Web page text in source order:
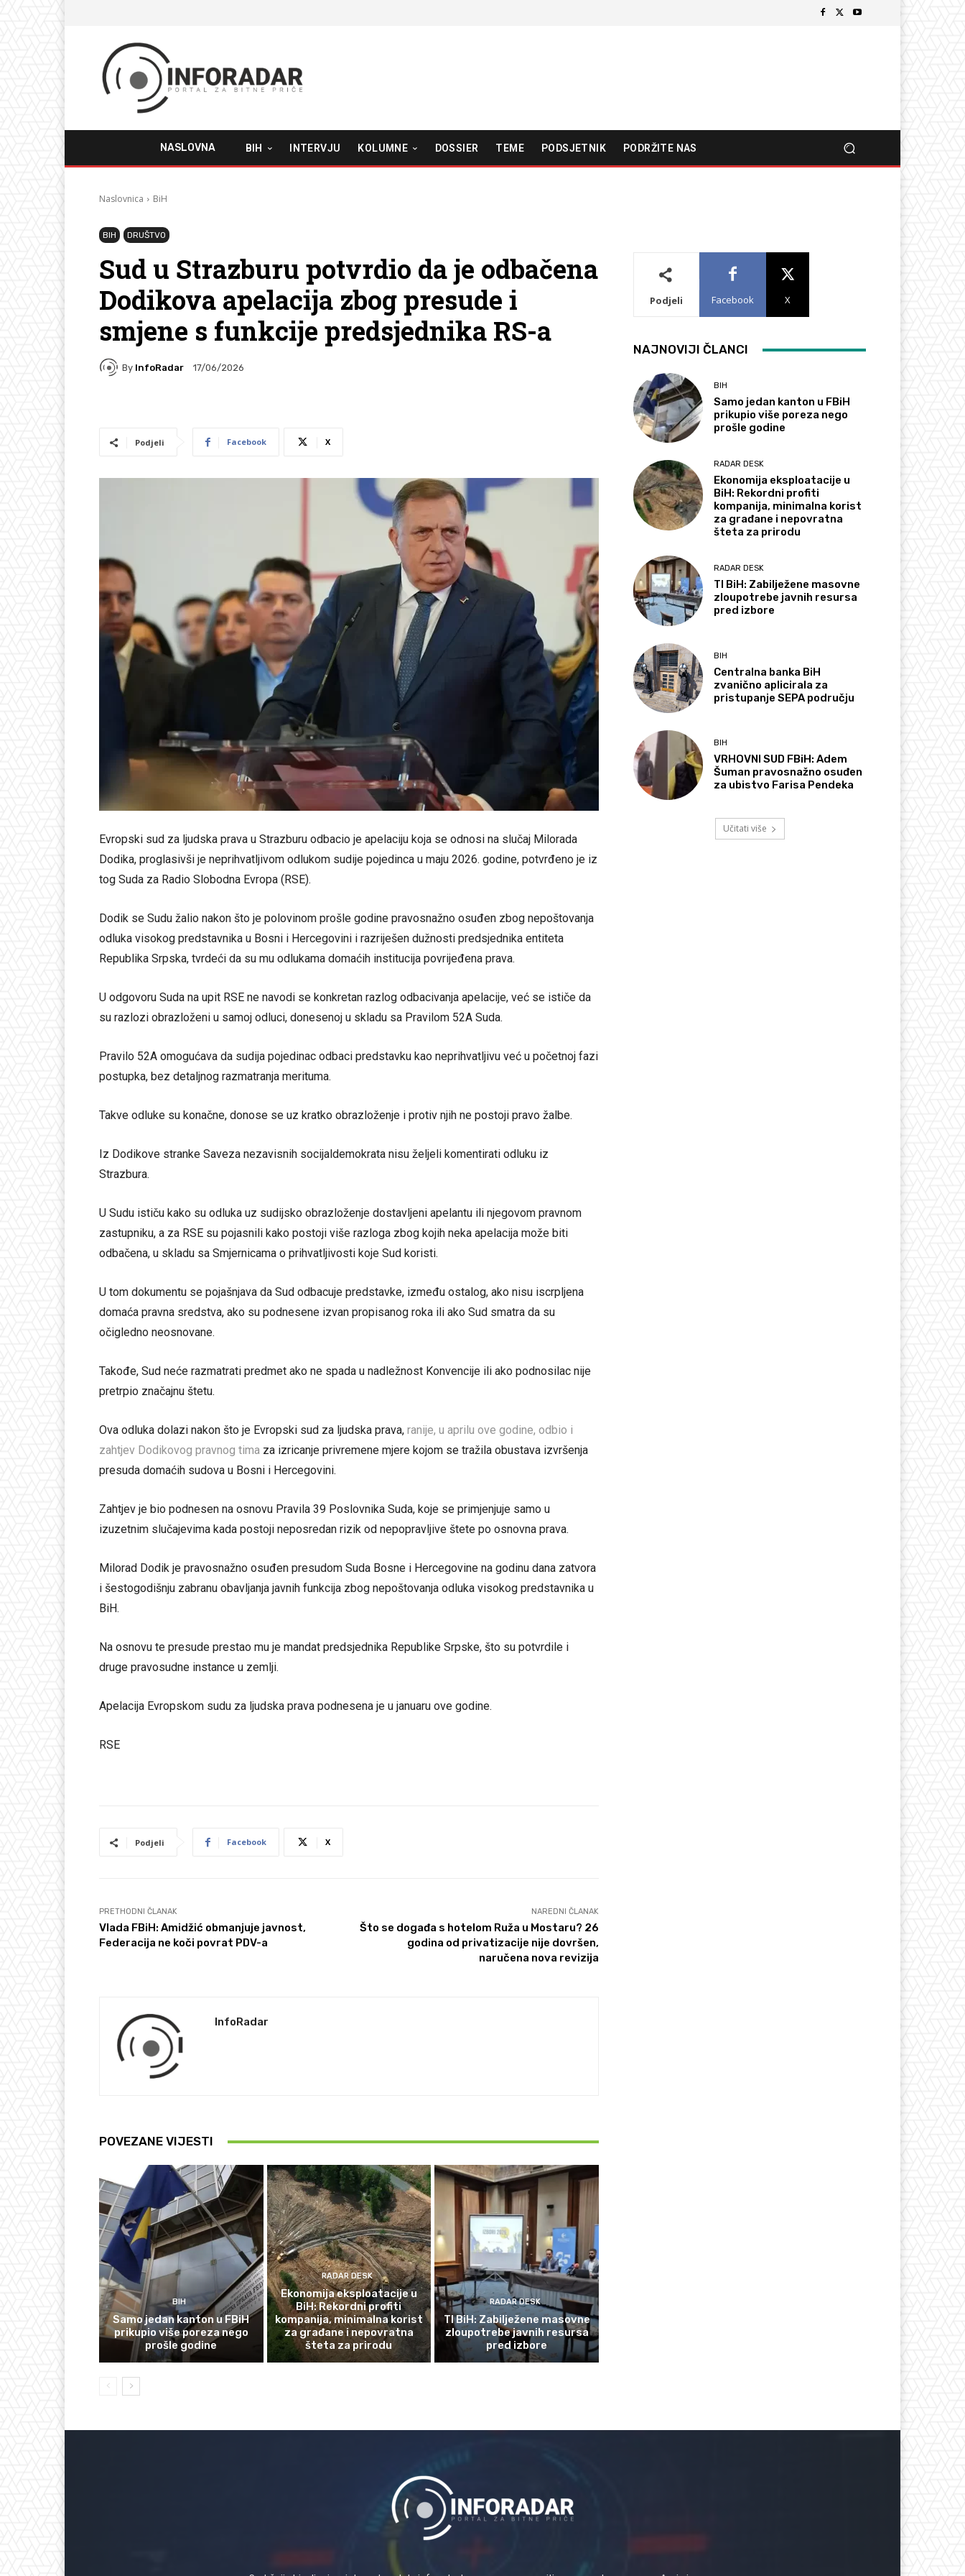
NASLOVNA BIH INTERVJU KOLUMNE DOSSIER TEME PODSJETNIK PODRŽITE NAS
Naslovnica BiH
BIH DRUŠTVO
Sud u Strazburu potvrdio da je odbačena
Dodikova apelacija zbog presude i
smjene s funkcije predsjednika RS-a
By InfoRadar 17/06/2026
Podjeli Facebook X
Evropski sud za ljudska prava u Strazburu odbacio je apelaciju koja se odnosi na slučaj Milorada
Dodika, proglasivši je neprihvatljivom odlukom sudije pojedinca u maju 2026. godine, potvrđeno je iz
tog Suda za Radio Slobodna Evropa (RSE).
Dodik se Sudu žalio nakon što je polovinom prošle godine pravosnažno osuđen zbog nepoštovanja
odluka visokog predstavnika u Bosni i Hercegovini i razriješen dužnosti predsjednika entiteta
Republika Srpska, tvrdeći da su mu odlukama domaćih institucija povrijeđena prava.
U odgovoru Suda na upit RSE ne navodi se konkretan razlog odbacivanja apelacije, već se ističe da
su razlozi obrazloženi u samoj odluci, donesenoj u skladu sa Pravilom 52A Suda.
Pravilo 52A omogućava da sudija pojedinac odbaci predstavku kao neprihvatljivu već u početnoj fazi
postupka, bez detaljnog razmatranja merituma.
Takve odluke su konačne, donose se uz kratko obrazloženje i protiv njih ne postoji pravo žalbe.
Iz Dodikove stranke Saveza nezavisnih socijaldemokrata nisu željeli komentirati odluku iz
Strazbura.
U Sudu ističu kako su odluka uz sudijsko obrazloženje dostavljeni apelantu ili njegovom pravnom
zastupniku, a za RSE su pojasnili kako postoji više razloga zbog kojih neka apelacija može biti
odbačena, u skladu sa Smjernicama o prihvatljivosti koje Sud koristi.
U tom dokumentu se pojašnjava da Sud odbacuje predstavke, između ostalog, ako nisu iscrpljena
domaća pravna sredstva, ako su podnesene izvan propisanog roka ili ako Sud smatra da su
očigledno neosnovane.
Takođe, Sud neće razmatrati predmet ako ne spada u nadležnost Konvencije ili ako podnosilac nije
pretrpio značajnu štetu.
Ova odluka dolazi nakon što je Evropski sud za ljudska prava, ranije, u aprilu ove godine, odbio i
zahtjev Dodikovog pravnog tima za izricanje privremene mjere kojom se tražila obustava izvršenja
presuda domaćih sudova u Bosni i Hercegovini.
Zahtjev je bio podnesen na osnovu Pravila 39 Poslovnika Suda, koje se primjenjuje samo u
izuzetnim slučajevima kada postoji neposredan rizik od nepopravljive štete po osnovna prava.
Milorad Dodik je pravosnažno osuđen presudom Suda Bosne i Hercegovine na godinu dana zatvora
i šestogodišnju zabranu obavljanja javnih funkcija zbog nepoštovanja odluka visokog predstavnika u
BiH.
Na osnovu te presude prestao mu je mandat predsjednika Republike Srpske, što su potvrdile i
druge pravosudne instance u zemlji.
Apelacija Evropskom sudu za ljudska prava podnesena je u januaru ove godine.
RSE
Podjeli Facebook X
PRETHODNI ČLANAK
Vlada FBiH: Amidžić obmanjuje javnost,
Federacija ne koči povrat PDV-a
NAREDNI ČLANAK
Što se događa s hotelom Ruža u Mostaru? 26
godina od privatizacije nije dovršen,
naručena nova revizija
InfoRadar
POVEZANE VIJESTI
BIH
Samo jedan kanton u FBiH
prikupio više poreza nego
prošle godine
RADAR DESK
Ekonomija eksploatacije u
BiH: Rekordni profiti
kompanija, minimalna korist
za građane i nepovratna
šteta za prirodu
RADAR DESK
TI BiH: Zabilježene masovne
zloupotrebe javnih resursa
pred izbore
Podjeli Facebook X
NAJNOVIJI ČLANCI
BIH
Samo jedan kanton u FBiH
prikupio više poreza nego
prošle godine
RADAR DESK
Ekonomija eksploatacije u
BiH: Rekordni profiti
kompanija, minimalna korist
za građane i nepovratna
šteta za prirodu
RADAR DESK
TI BiH: Zabilježene masovne
zloupotrebe javnih resursa
pred izbore
BIH
Centralna banka BiH
zvanično aplicirala za
pristupanje SEPA području
BIH
VRHOVNI SUD FBiH: Adem
Šuman pravosnažno osuđen
za ubistvo Farisa Pendeka
Učitati više